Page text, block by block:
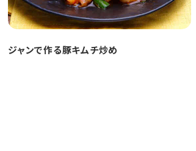
ジャンで作る豚キムチ炒め